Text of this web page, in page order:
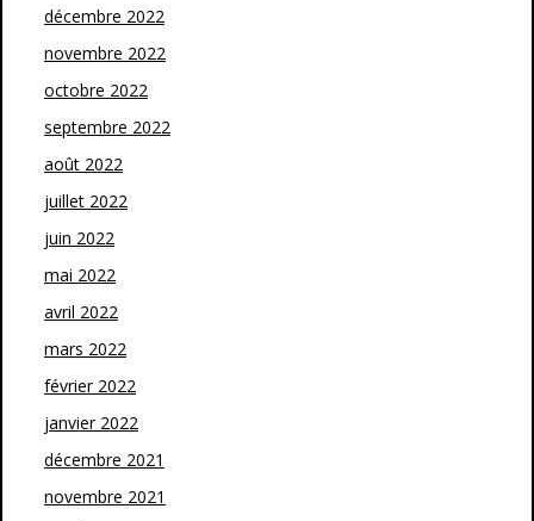
décembre 2022
novembre 2022
octobre 2022
septembre 2022
août 2022
juillet 2022
juin 2022
mai 2022
avril 2022
mars 2022
février 2022
janvier 2022
décembre 2021
novembre 2021